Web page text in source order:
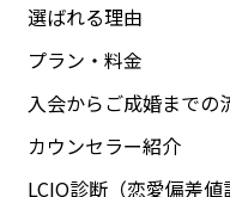
選ばれる理由
プラン・料金
入会からご成婚までの
カウンセラー紹介
LCIQ診断（恋愛偏差値